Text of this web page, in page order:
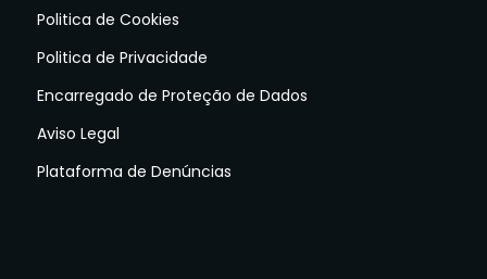
Politica de Cookies
Politica de Privacidade
Encarregado de Proteção de Dados
Aviso Legal
Plataforma de Denúncias